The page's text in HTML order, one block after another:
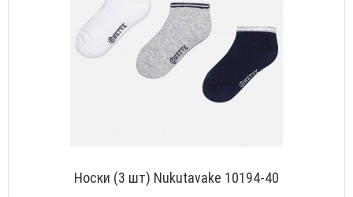
Носки (3 шт) Nukutavake 10194-40